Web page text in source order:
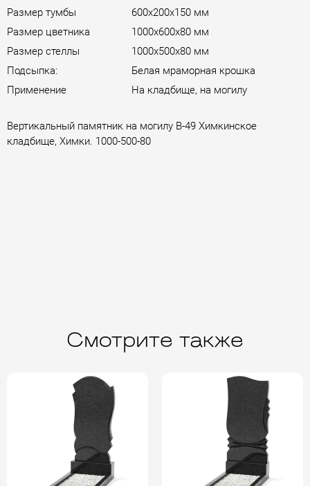
Размер тумбы
600х200х150 мм
Размер цветника
1000х600х80 мм
Размер стеллы
1000х500х80 мм
Подсыпка:
Белая мраморная крошка
Применение
На кладбище, на могилу
Вертикальный памятник на могилу B-49 Химкинское
кладбище, Химки. 1000-500-80
Смотрите также